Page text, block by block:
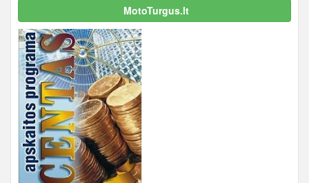
MotoTurgus.lt